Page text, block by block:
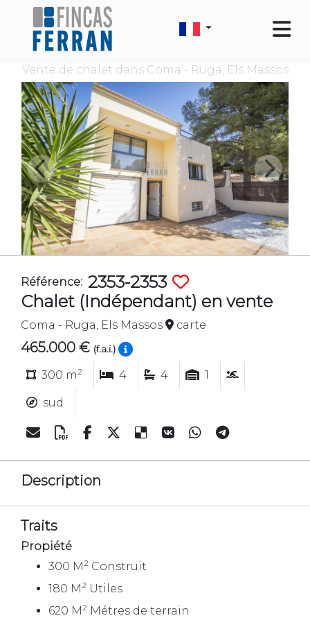
Vente de chalet dans Coma - Ruga, Els Massos
Référence: 2353-2353
Chalet (Indépendant) en vente
Coma - Ruga, Els Massos carte
465.000 € (f.a.i.)
300 m2 4 4 1
sud
Description
Traits
Propiété
300 M2 Construit
180 M2 Utiles
620 M2 Métres de terrain